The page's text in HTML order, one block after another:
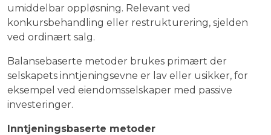
umiddelbar oppløsning. Relevant ved
konkursbehandling eller restrukturering, sjelden
ved ordinært salg.
Balansebaserte metoder brukes primært der
selskapets inntjeningsevne er lav eller usikker, for
eksempel ved eiendomsselskaper med passive
investeringer.
Inntjeningsbaserte metoder